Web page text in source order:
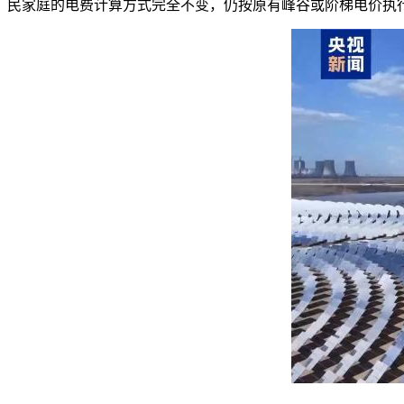
民家庭的电费计算方式完全不变，仍按原有峰谷或阶梯电价执